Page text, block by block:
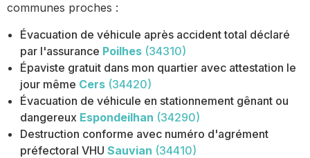
communes proches :
Évacuation de véhicule après accident total déclaré
par l'assurance Poilhes (34310)
Épaviste gratuit dans mon quartier avec attestation le
jour même Cers (34420)
Évacuation de véhicule en stationnement gênant ou
dangereux Espondeilhan (34290)
Destruction conforme avec numéro d'agrément
préfectoral VHU Sauvian (34410)